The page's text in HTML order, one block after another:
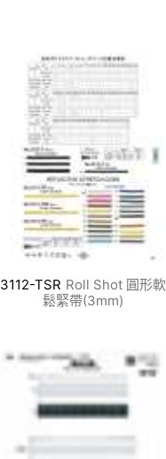
3112-TSR Roll Shot 圓形軟
鬆緊帶(3mm)